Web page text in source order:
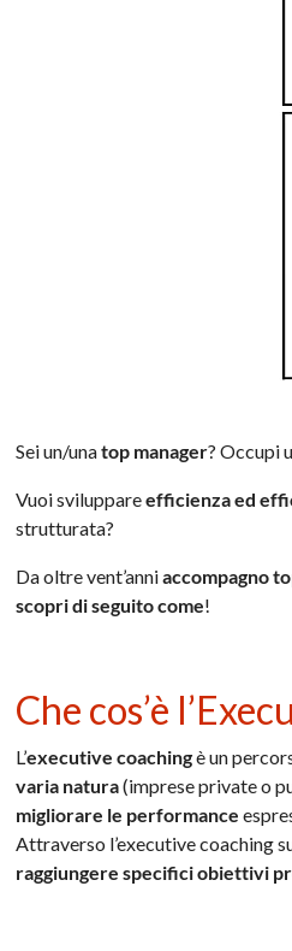
Sei un/unatop manager? Occupi
Vuoi sviluppareefficienza ed
strutturata?
Da oltre vent’anniaccompagno
scopri di seguito come!
Che cos’è
L’executive coachingè un
varia natura(imprese private o
migliorare le performance
Attraverso l’executive coaching
raggiungere specifici obiettivi